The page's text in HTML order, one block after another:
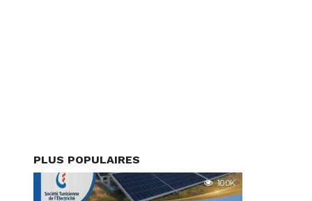
PLUS POPULAIRES
10.0K